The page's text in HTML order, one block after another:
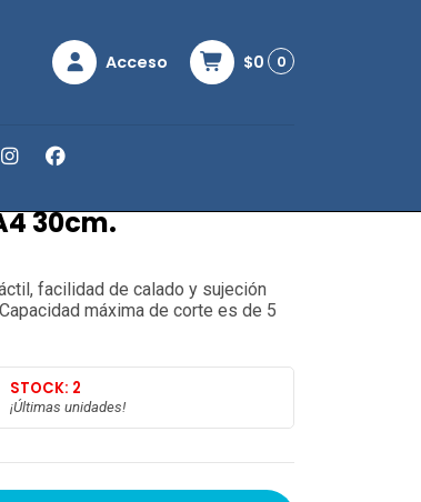
Acceso $0 0
A4 30cm.
30cm.
facilidad de calado y sujeción
máxima de corte es de 5
STOCK: 2
¡Últimas unidades!